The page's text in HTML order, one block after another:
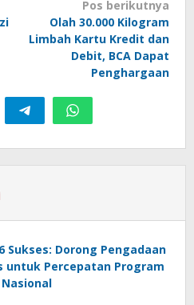
Pos berikutnya
Olah 30.000 Kilogram
Limbah Kartu Kredit dan
Debit, BCA Dapat
Penghargaan
Sukses: Dorong Pengadaan
untuk Percepatan Program